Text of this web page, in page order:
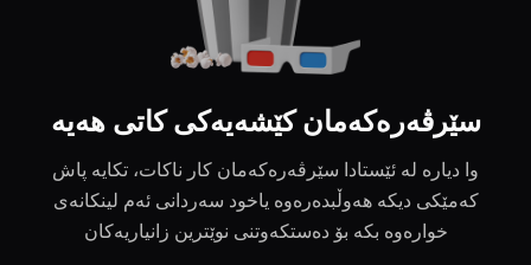
سێرڤەرەکەمان کێشەیەکی کاتی هەیە
وا دیارە لە ئێستادا سێرڤەرەکەمان کار ناکات، تکایە پاش
کەمێکی دیکە هەوڵبدەرەوە یاخود سەردانی ئەم لینکانەی
خوارەوە بکە بۆ دەستکەوتنی نوێترین زانیاریەکان